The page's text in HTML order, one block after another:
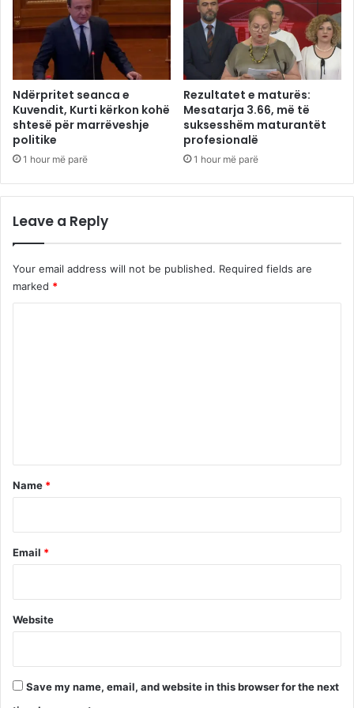
Ndërpritet seanca e
Kuvendit, Kurti kërkon kohë
shtesë për marrëveshje
politike
1 hour më parë
Rezultatet e maturës:
Mesatarja 3.66, më të
suksesshëm maturantët
profesionalë
1 hour më parë
Leave a Reply
Your email address will not be published. Required fields are
marked *
*
Name *
Email *
Website
Save my name, email, and website in this browser for the next